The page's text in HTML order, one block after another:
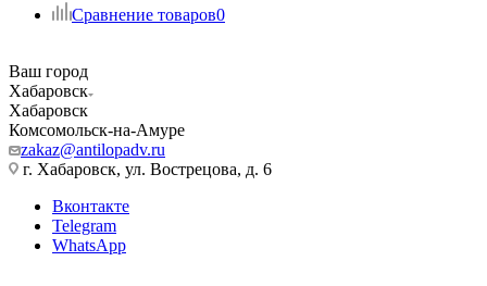
Сравнение товаров0
Ваш город
Хабаровск
Хабаровск
Комсомольск-на-Амуре
zakaz@antilopadv.ru
г. Хабаровск, ул. Вострецова, д. 6
Вконтакте
Telegram
WhatsApp